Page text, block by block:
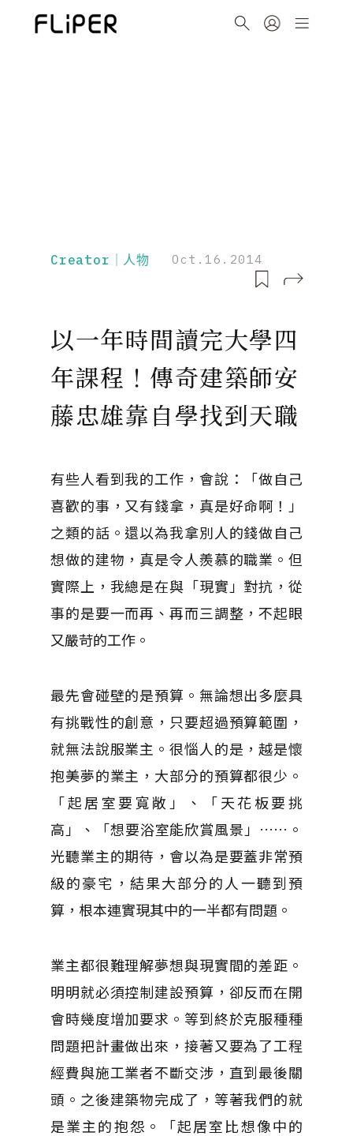
Creator｜人物 Oct.16.2014
以一年時間讀完大學四
年課程！傳奇建築師安
藤忠雄靠自學找到天職
有些人看到我的工作，會說：「做自己
喜歡的事，又有錢拿，真是好命啊！」
之類的話。還以為我拿別人的錢做自己
想做的建物，真是令人羨慕的職業。但
實際上，我總是在與「現實」對抗，從
事的是要一而再、再而三調整，不起眼
又嚴苛的工作。
最先會碰壁的是預算。無論想出多麼具
有挑戰性的創意，只要超過預算範圍，
就無法說服業主。很惱人的是，越是懷
抱美夢的業主，大部分的預算都很少。
「起居室要寬敞」、「天花板要挑
高」、「想要浴室能欣賞風景」 …… 。
光聽業主的期待，會以為是要蓋非常預
級的豪宅，結果大部分的人一聽到預
算，根本連實現其中的一半都有問題。
業主都很難理解夢想與現實間的差距。
明明就必須控制建設預算，卻反而在開
會時幾度增加要求。等到終於克服種種
問題把計畫做出來，接著又要為了工程
經費與施工業者不斷交涉，直到最後關
頭。之後建築物完成了，等著我們的就
是業主的抱怨。「起居室比想像中的